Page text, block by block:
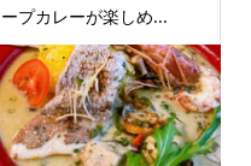
ープカレーが楽しめ...